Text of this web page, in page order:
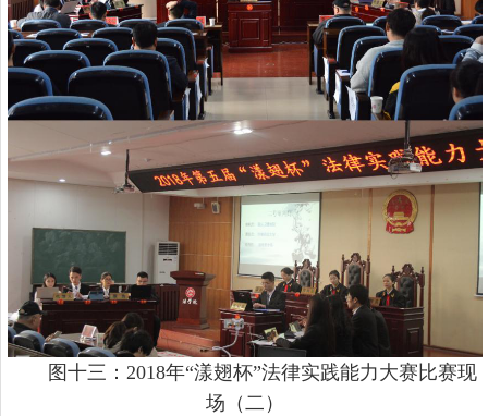
图十三： 2018年“漾翅杯”法律实践能力大赛比赛现
场（二）